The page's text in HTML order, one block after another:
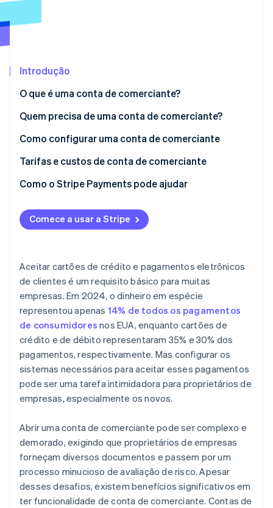
Radar
Incorporação de startups
Remoção de carbono
Identity
Veja como a Stripe está construindo a infraestrutura
Assista agora
Introdução
O que é uma conta de comerciante?
Quem precisa de uma conta de comerciante?
Como configurar uma conta de comerciante
1. Registre sua empresa
2. Obtenha um EIN
3. Abra uma conta bancária empresarial
4. Pesquise provedores de conta de comerciante
6. Envie a documentação de suporte
7. Aguarde a aprovação
8. Configure o processamento de pagamentos
9. Teste o sistema
10. Comece a aceitar pagamentos
Tarifas e custos de conta de comerciante
Como o Stripe Payments pode ajudar
Comece a usar a Stripe
Aceitar cartões de crédito e pagamentos eletrônicos
de clientes é um requisito básico para muitas
empresas. Em 2024, o dinheiro em espécie
representou apenas 14% de todos os pagamentos
de consumidores nos EUA, enquanto cartões de
crédito e de débito representaram 35% e 30% dos
pagamentos, respectivamente. Mas configurar os
sistemas necessários para aceitar esses pagamentos
pode ser uma tarefa intimidadora para proprietários de
empresas, especialmente os novos.
Abrir uma conta de comerciante pode ser complexo e
demorado, exigindo que proprietários de empresas
forneçam diversos documentos e passem por um
processo minucioso de avaliação de risco. Apesar
desses desafios, existem benefícios significativos em
ter funcionalidade de conta de comerciante. Contas de